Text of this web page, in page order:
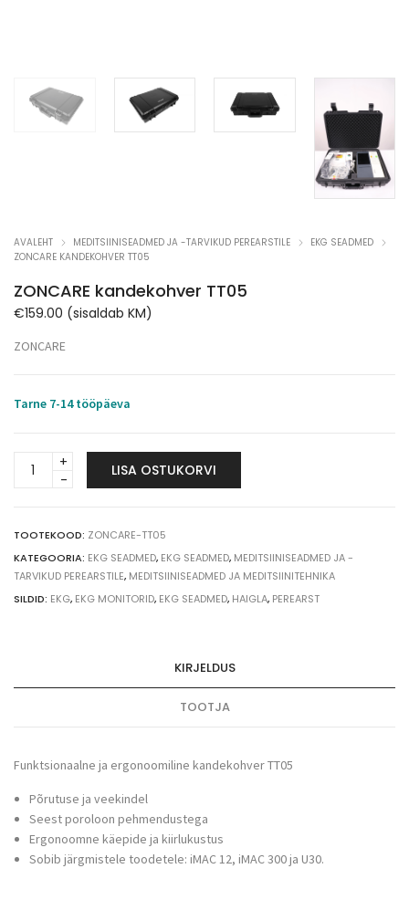
AVALEHT MEDITSIINISEADMED JA -TARVIKUD PEREARSTILE
EKG SEADMED
ZONCARE KANDEKOHVER TT05
ZONCARE kandekohver TT05
€159.00 (sisaldab KM)
ZONCARE
Tarne 7-14 tööpäeva
ZONCARE
kandekohver
LISA OSTUKORVI
TOOTEKOOD: ZONCARE-TT05
KATEGOORIA: EKG SEADMED, EKG SEADMED, MEDITSIINISEADMED JA -
TARVIKUD PEREARSTILE, MEDITSIINISEADMED JA MEDITSIINITEHNIKA
SILDID: EKG, EKG MONITORID, EKG SEADMED, HAIGLA, PEREARST
KIRJELDUS
TOOTJA
Funktsionaalne ja ergonoomiline kandekohver TT05
Põrutuse ja veekindel
Seest poroloon pehmendustega
Ergonoomne käepide ja kiirlukustus
Sobib järgmistele toodetele: iMAC 12, iMAC 300 ja U30.